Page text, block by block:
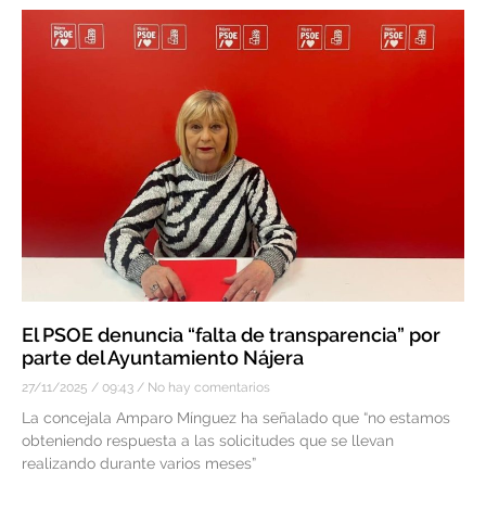
El PSOE denuncia “falta de transparencia” por
parte del Ayuntamiento Nájera
27/11/2025 09:43 No hay comentarios
La concejala Amparo Mínguez ha señalado que “no estamos
obteniendo respuesta a las solicitudes que se llevan
realizando durante varios meses”